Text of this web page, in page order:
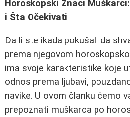
Horoskopski Znaci
i Šta Očekivati
Da li ste ikada pokušali da
prema njegovom
ima svoje karakteristike koje
odnos prema ljubavi,
navike. U ovom članku ćemo
prepoznati muškarca po